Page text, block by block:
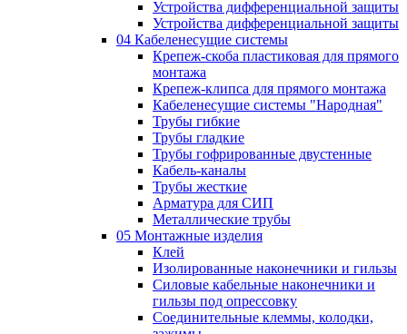
Устройства дифференциальной защиты
Устройства дифференциальной защиты
04 Кабеленесущие системы
Крепеж-скоба пластиковая для прямого
монтажа
Крепеж-клипса для прямого монтажа
Кабеленесущие системы "Народная"
Трубы гибкие
Трубы гладкие
Трубы гофрированные двустенные
Кабель-каналы
Трубы жесткие
Арматура для СИП
Металлические трубы
05 Монтажные изделия
Клей
Изолированные наконечники и гильзы
Силовые кабельные наконечники и
гильзы под опрессовку
Соединительные клеммы, колодки,